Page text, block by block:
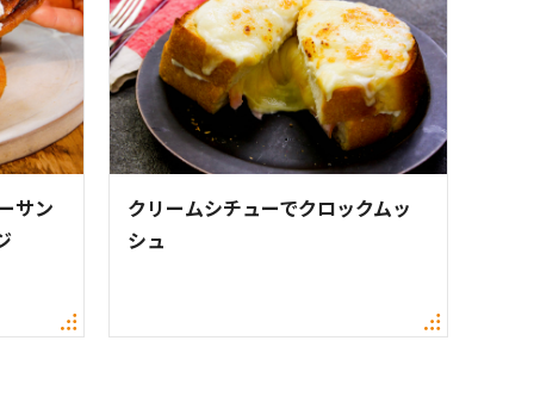
サン
クリームシチューでクロックムッ
シュ